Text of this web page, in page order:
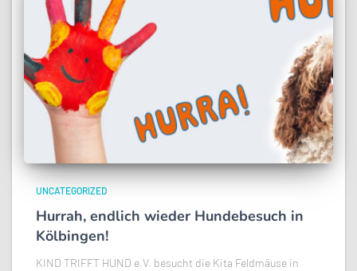
UNCATEGORIZED
Hurrah, endlich wieder Hundebesuch in
Kölbingen!
KIND TRIFFT HUND e.V. besucht die Kita Feldmäuse in